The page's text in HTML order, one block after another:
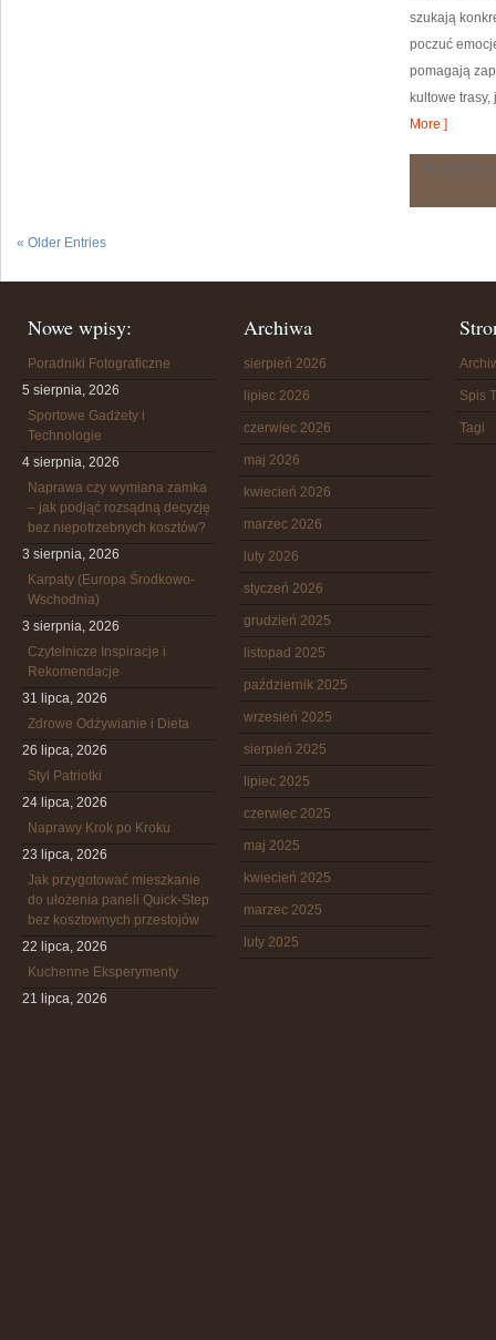
szukają
poczuć
pomagają
kultowe
More ]
« Older Entries
Nowe wpisy:
Poradniki Fotograficzne
5 sierpnia, 2026
Sportowe Gadżety i
Technologie
4 sierpnia, 2026
Naprawa czy wymiana zamka
– jak podjąć rozsądną decyzję
bez niepotrzebnych kosztów?
3 sierpnia, 2026
Karpaty (Europa Środkowo-
Wschodnia)
3 sierpnia, 2026
Czytelnicze Inspiracje i
Rekomendacje
31 lipca, 2026
Zdrowe Odżywianie i Dieta
26 lipca, 2026
Styl Patriotki
24 lipca, 2026
Naprawy Krok po Kroku
23 lipca, 2026
Jak przygotować mieszkanie
do ułożenia paneli Quick-Step
bez kosztownych przestojów
22 lipca, 2026
Kuchenne Eksperymenty
21 lipca, 2026
Archiwa
sierpień 2026
lipiec 2026
czerwiec 2026
maj 2026
kwiecień 2026
marzec 2026
luty 2026
styczeń 2026
grudzień 2025
listopad 2025
październik 2025
wrzesień 2025
sierpień 2025
lipiec 2025
czerwiec 2025
maj 2025
kwiecień 2025
marzec 2025
luty 2025
Spis
Tagi